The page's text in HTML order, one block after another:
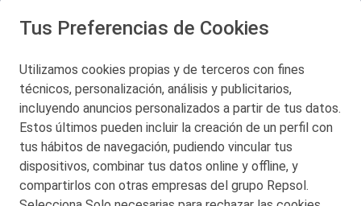
San Martín 5-Edificio Muñatones,
48550 Muskiz (Bizkaia)
Telf. 946 357 000
© 2026 Petronor S.A.
Tus Preferencias de Cookies
Utilizamos cookies propias y de terceros con fines
técnicos, personalización, análisis y publicitarios,
incluyendo anuncios personalizados a partir de tus datos.
Estos últimos pueden incluir la creación de un perfil con
tus hábitos de navegación, pudiendo vincular tus
dispositivos, combinar tus datos online y offline, y
compartirlos con otras empresas del grupo Repsol.